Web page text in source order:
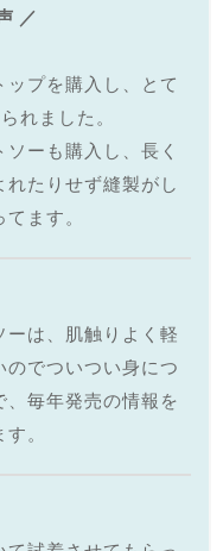
／
プを購入し、とて
れました。
ーも購入し、長く
たりせず縫製がし
ます。
は、肌触りよく軽
のでついつい身につ
毎年発売の情報を
。